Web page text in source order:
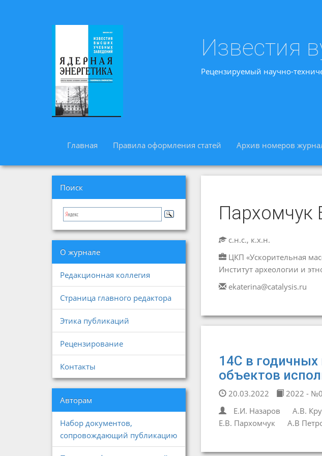
Известия
Рецензируемый научно-
Главная Правила оформления статей Архив номеров
Поиск
О журнале
Редакционная коллегия
Страница главного редактора
Этика публикаций
Рецензирование
Контакты
Авторам
Набор документов,
сопровождающий публикацию
Пархомчук
с.н.с., к.х.н.
ЦКП «Ускорительная
Институт археологии и
ekaterina@catalysis.ru
14С в годичных
объектов
20.03.2022 2022 -
Е.И. Назаров
А.В.
Е.В. Пархомчук
А.В